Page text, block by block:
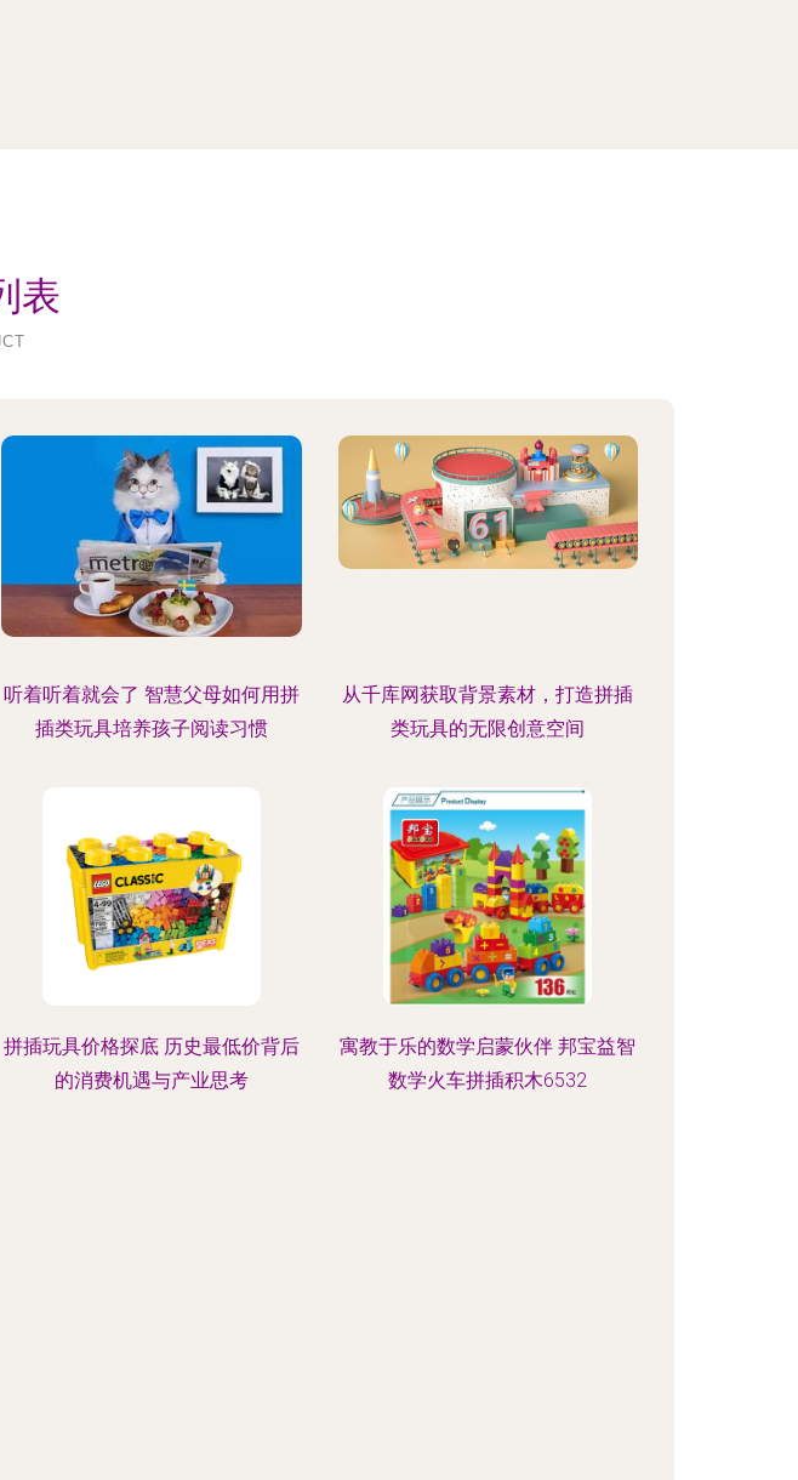
表
听着听着就会了 智慧父母如何用拼
插类玩具培养孩子阅读习惯
从千库网获取背景素材，打造拼插
类玩具的无限创意空间
拼插玩具价格探底 历史最低价背后
的消费机遇与产业思考
寓教于乐的数学启蒙伙伴 邦宝益智
数学火车拼插积木6532